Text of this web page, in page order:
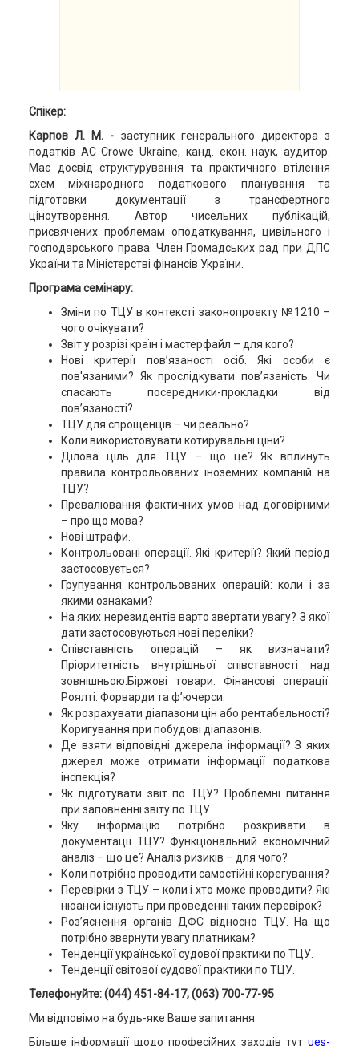
Спікер:
Карпов Л. М. - заступник генерального директора з
податків AC Crowe Ukraine, канд. екон. наук, аудитор.
Має досвід структурування та практичного втілення
схем міжнародного податкового планування та
підготовки документації з трансфертного
ціноутворення. Автор чисельних публікацій,
присвячених проблемам оподаткування, цивільного і
господарського права. Член Громадських рад при ДПС
України та Міністерстві фінансів України.
​Програма семінару:
Зміни по ТЦУ в контексті законопроекту №1210 –
чого очікувати?
Звіт у розрізі країн і мастерфайл – для кого?
Нові критерії пов’язаності осіб. Які особи є
пов'язаними? Як прослідкувати пов’язаність. Чи
спасають посередники-прокладки від
пов’язаності?
ТЦУ для спрощенців – чи реально?
Коли використовувати котирувальні ціни?
Ділова ціль для ТЦУ – що це? Як вплинуть
правила контрольованих іноземних компаній на
ТЦУ?
Превалювання фактичних умов над договірними
– про що мова?
Нові штрафи.
Контрольовані операції. Які критерії? Який період
застосовується?
Групування контрольованих операцій: коли і за
якими ознаками?
На яких нерезидентів варто звертати увагу? З якої
дати застосовуються нові переліки?
Співставність операцій – як визначати?
Пріоритетність внутрішньої співставності над
зовнішньою.Біржові товари. Фінансові операції.
Роялті. Форварди та ф’ючерси.
Як розрахувати діапазони цін або рентабельності?
Коригування при побудові діапазонів.
Де взяти відповідні джерела інформації? З яких
джерел може отримати інформації податкова
інспекція?
Як підготувати звіт по ТЦУ? Проблемні питання
при заповненні звіту по ТЦУ.
Яку інформацію потрібно розкривати в
документації ТЦУ? Функціональний економічний
аналіз – що це? Аналіз ризиків – для чого?
Коли потрібно проводити самостійні корегування?
Перевірки з ТЦУ – коли і хто може проводити? Які
нюанси існують при проведенні таких перевірок?
Роз’яснення органів ДФС відносно ТЦУ. На що
потрібно звернути увагу платникам?
Тенденції української судової практики по ТЦУ.
Тенденції світової судової практики по ТЦУ.
Телефонуйте: (044) 451-84-17, (063) 700-77-95
Ми відповімо на будь-яке Ваше запитання.
Більше інформації щодо професійних заходів тутues-